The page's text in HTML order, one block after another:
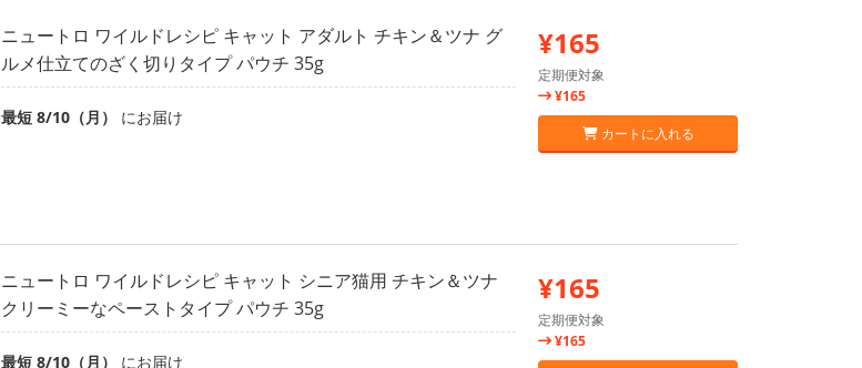
ニュートロ ワイルドレシピ キャット アダルト チキン＆ツナ グ
ルメ仕立てのざく切りタイプ パウチ 35g
最短 8/10（月） にお届け
¥165
定期便対象
¥165
カートに入れる
ニュートロ ワイルドレシピ キャット シニア猫用 チキン＆ツナ
クリーミーなペーストタイプ パウチ 35g
最短 8/10（月） にお届け
¥165
定期便対象
¥165